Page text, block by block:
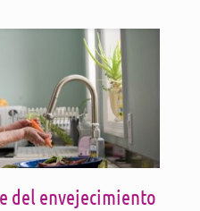
del envejecimiento